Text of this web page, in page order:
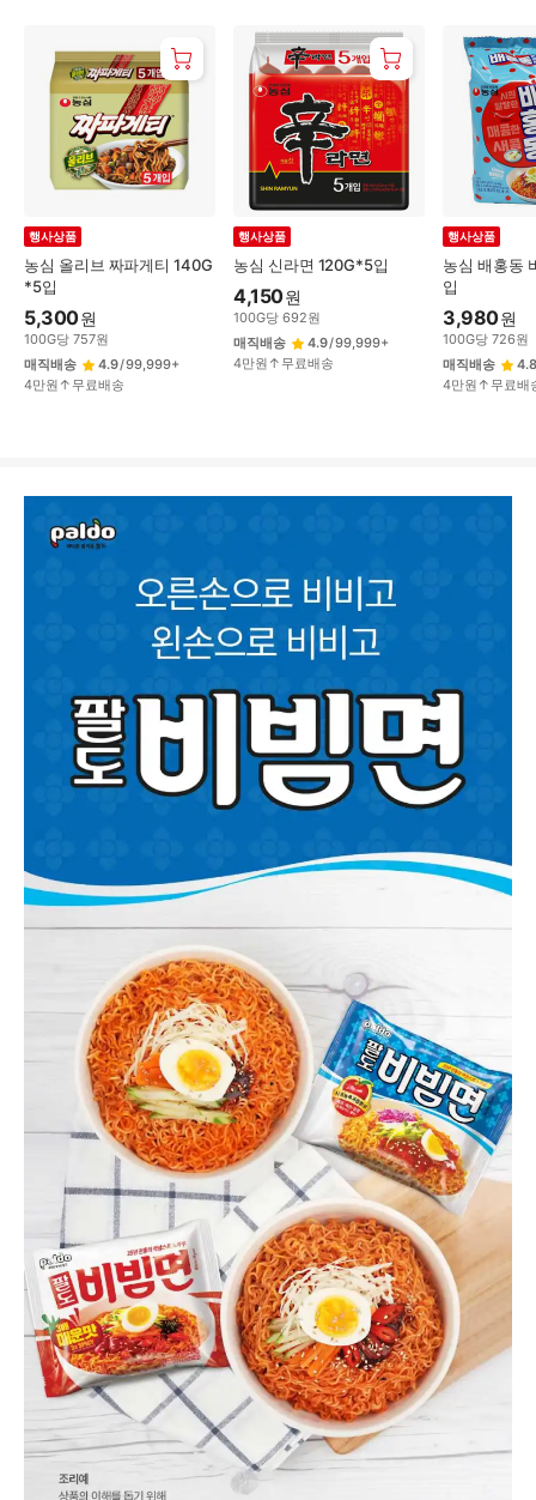
농심 올리브 짜파게티 140G
*5입
행사상품
5,300원
100G당 757원
매직배송
4.9/99,999+
4만원↑무료배송
농심 신라면 120G*5입
행사상품
4,150원
100G당 692원
매직배송
4.9/99,999+
4만원↑무료배송
농심 배홍동
입
행사상품
3,980원
100G당 726원
매직배송
4.8
4만원↑무료배